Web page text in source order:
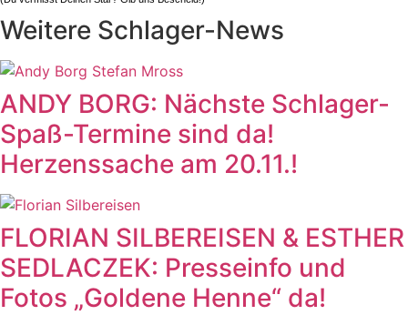
Weitere Schlager-News
ANDY BORG: Nächste Schlager-
Spaß-Termine sind da!
Herzenssache am 20.11.!
FLORIAN SILBEREISEN & ESTHER
SEDLACZEK: Presseinfo und
Fotos „Goldene Henne“ da!